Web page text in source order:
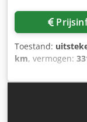
afstempeling 5e
goede staat!
handgeschakeld
Vooras 1:
gestuurd
Laadvermogen:
Kraan: Palfinger
Toestand:
km, vermogen:
wielbasis:4.700